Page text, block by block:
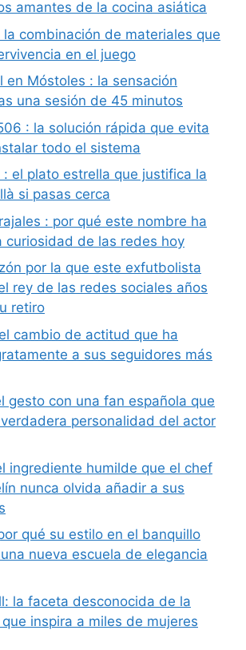
amantes de la cocina asiática
combinación de materiales que
en el juego
en Móstoles : la sensación
una sesión de 45 minutos
: la solución rápida que evita
todo el sistema
: el plato estrella que justifica la
si pasas cerca
: por qué este nombre ha
curiosidad de las redes hoy
por la que este exfutbolista
rey de las redes sociales años
retiro
cambio de actitud que ha
a sus seguidores más
gesto con una fan española que
personalidad del actor
ingrediente humilde que el chef
nunca olvida añadir a sus
qué su estilo en el banquillo
nueva escuela de elegancia
la faceta desconocida de la
inspira a miles de mujeres